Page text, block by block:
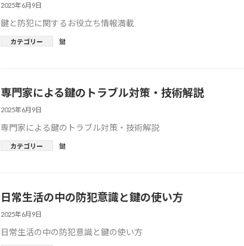
2025年6月9日
鍵と防犯に関するお役立ち情報満載
カテゴリー 鍵
専門家による鍵のトラブル対策・技術解説
2025年6月9日
専門家による鍵のトラブル対策・技術解説
カテゴリー 鍵
日常生活の中の防犯意識と鍵の使い方
2025年6月9日
日常生活の中の防犯意識と鍵の使い方